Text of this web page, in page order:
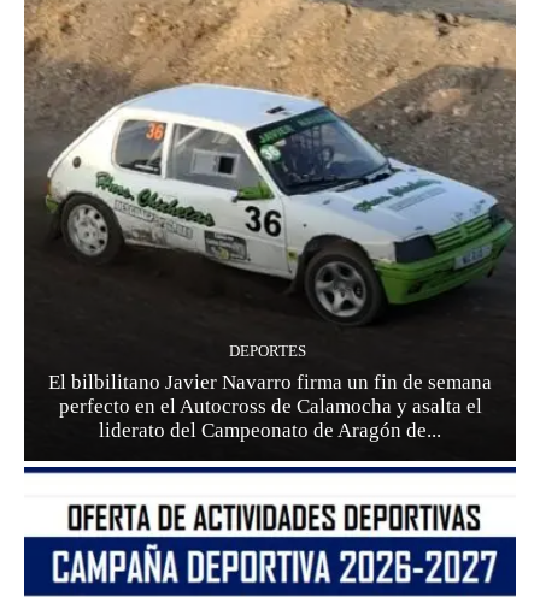
DEPORTES
El bilbilitano Javier Navarro firma un fin de semana
perfecto en el Autocross de Calamocha y asalta el
liderato del Campeonato de Aragón de...